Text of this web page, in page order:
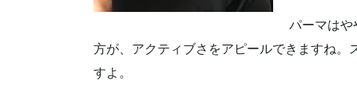
パーマはや
方が、アクティブさをアピールできますね。
すよ。